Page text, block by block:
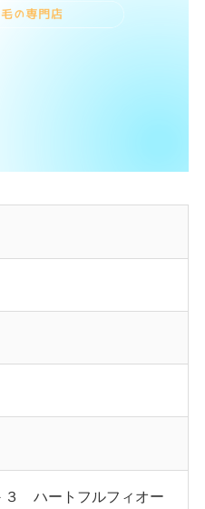
３ ハートフルフィオー